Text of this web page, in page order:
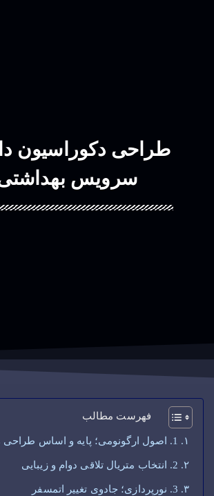
طراحی دکوراسیون
سرویس
فهرست مطالب
1. اصول ارگونومی؛ پایه و اساس طراحی موفق
2. انتخاب متریال تلاقی دوام و زیبایی
3. نورپردازی؛ جادوی تغییر اتمسفر